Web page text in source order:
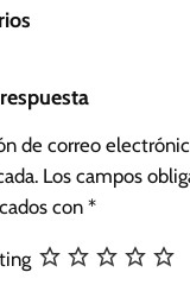
de correo
Los campos
con *